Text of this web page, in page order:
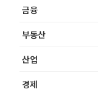
금융
부동산
산업
경제